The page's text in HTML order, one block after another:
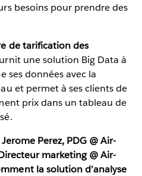
besoins pour prendre des
de tarification des
une solution Big Data à
ses données avec la
et permet à ses clients de
prix dans un tableau de
Jerome Perez, PDG @ Air-
marketing @ Air-
la solution d’analyse